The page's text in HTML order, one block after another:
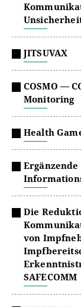
JITSUVAX
COSMO —
Monitoring
Health
Die
von
SAFECOMM